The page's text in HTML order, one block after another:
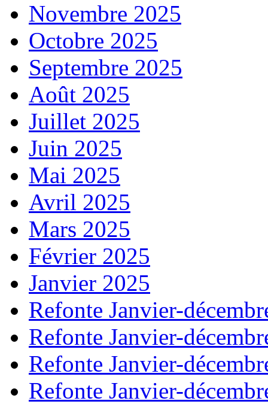
Novembre 2025
Octobre 2025
Septembre 2025
Août 2025
Juillet 2025
Juin 2025
Mai 2025
Avril 2025
Mars 2025
Février 2025
Janvier 2025
Refonte Janvier-
Refonte Janvier-
Refonte Janvier-
Refonte Janvier-